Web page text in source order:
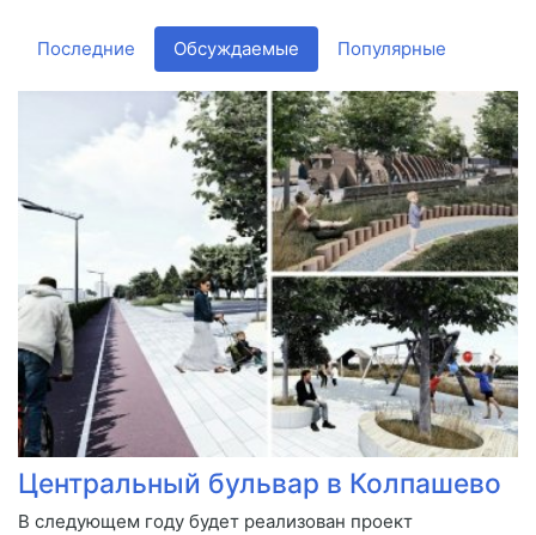
Последние Обсуждаемые Популярные
Центральный бульвар в Колпашево
​В следующем году будет реализован проект